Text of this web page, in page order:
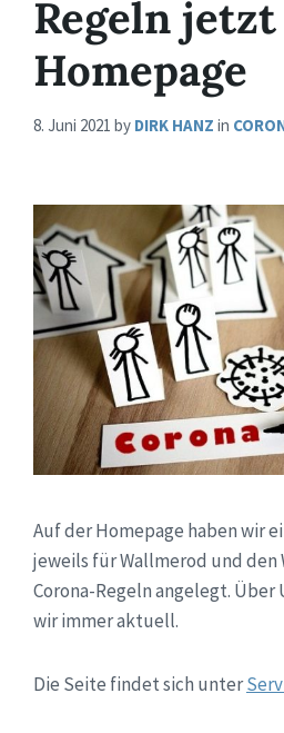
Regeln
Homepage
8. Juni 2021 by DIRK HANZ in
Auf der Homepage haben wir
jeweils für Wallmerod und
Corona-Regeln angelegt.
wir immer aktuell.
Die Seite findet sich unter